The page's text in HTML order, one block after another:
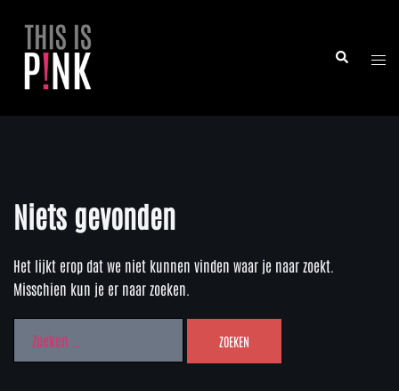
inhoud
Zoeken
Niets gevonden
Het lijkt erop dat we niet kunnen vinden waar je naar zoekt.
Misschien kun je er naar zoeken.
naar: